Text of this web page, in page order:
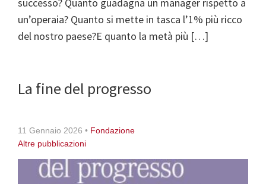
successo? Quanto guadagna un manager rispetto a
un’operaia? Quanto si mette in tasca l’1% più ricco
del nostro paese?E quanto la metà più […]
La fine del progresso
11 Gennaio 2026 • Fondazione
Altre pubblicazioni